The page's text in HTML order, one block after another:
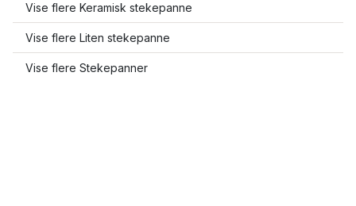
Vise flere Keramisk stekepanne
Vise flere Liten stekepanne
Vise flere Stekepanner